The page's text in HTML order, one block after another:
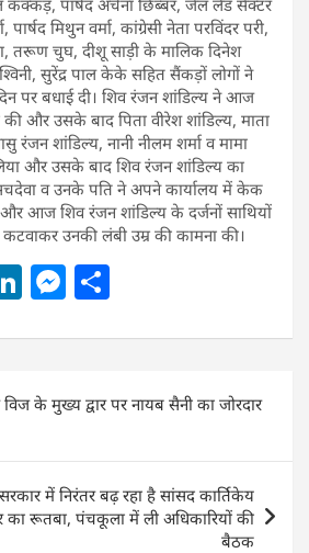
पार्षद मिथुन वर्मा, कांग्रेसी नेता परविंदर परी,
तरूण चुघ, दीशू साड़ी के मालिक दिनेश
सुरेंद्र पाल केके सहित सैंकड़ों लोगों ने
पर बधाई दी। शिव रंजन शांडिल्य ने आज
और उसके बाद पिता वीरेश शांडिल्य, माता
रंजन शांडिल्य, नानी नीलम शर्मा व मामा
और उसके बाद शिव रंजन शांडिल्य का
व उनके पति ने अपने कार्यालय में केक
आज शिव रंजन शांडिल्य के दर्जनों साथियों
उनकी लंबी उम्र की कामना की।
Li
k
e
dI
n
M
ss
e
n
g
er
ar
e
के मुख्य द्वार पर नायब सैनी का जोरदार
में निरंतर बढ़ रहा है सांसद कार्तिकेय
का रूतबा, पंचकूला में ली अधिकारियों की
बैठक